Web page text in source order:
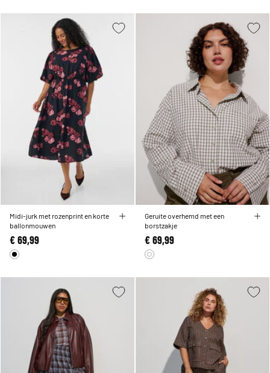
Midi-jurk met rozenprint en korte
ballonmouwen
€ 69,99
Geruite overhemd met een
borstzakje
€ 69,99